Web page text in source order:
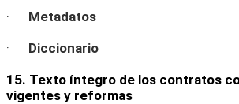
· Metadatos
· Diccionario
15. Texto íntegro de los contratos
vigentes y reformas